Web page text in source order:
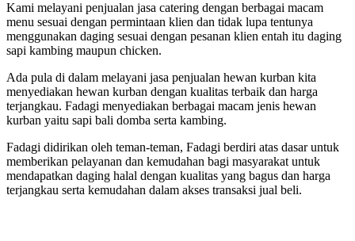
Kami melayani penjualan jasa catering dengan berbagai macam
menu sesuai dengan permintaan klien dan tidak lupa tentunya
menggunakan daging sesuai dengan pesanan klien entah itu daging
sapi kambing maupun chicken.
Ada pula di dalam melayani jasa penjualan hewan kurban kita
menyediakan hewan kurban dengan kualitas terbaik dan harga
terjangkau. Fadagi menyediakan berbagai macam jenis hewan
kurban yaitu sapi bali domba serta kambing.
Fadagi didirikan oleh teman-teman, Fadagi berdiri atas dasar untuk
memberikan pelayanan dan kemudahan bagi masyarakat untuk
mendapatkan daging halal dengan kualitas yang bagus dan harga
terjangkau serta kemudahan dalam akses transaksi jual beli.